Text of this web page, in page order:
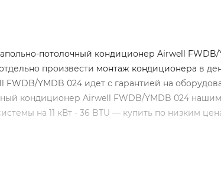
потолочный кондиционер Airwell FWDB/
произвести монтаж кондиционера в
YMDB 024 идет с гарантией на
кондиционер Airwell FWDB/YMDB 024
на 11 кВт - 36 BTU — купить по низким